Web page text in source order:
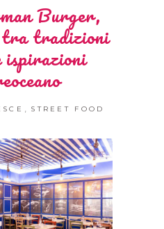
Burger,
tradizioni
ispirazioni
, STREET FOOD